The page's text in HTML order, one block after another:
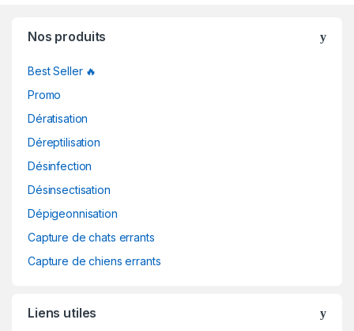
Nos produits
Best Seller 🔥
Promo
Dératisation
Déreptilisation
Désinfection
Désinsectisation
Dépigeonnisation
Capture de chats errants
Capture de chiens errants
Liens utiles